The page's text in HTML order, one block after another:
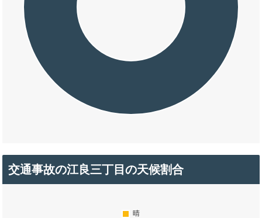
交通事故の江良三丁目の天候割合